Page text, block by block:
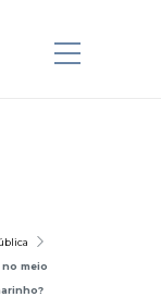
no meio